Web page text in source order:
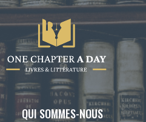
QUI SOMMES-NOUS